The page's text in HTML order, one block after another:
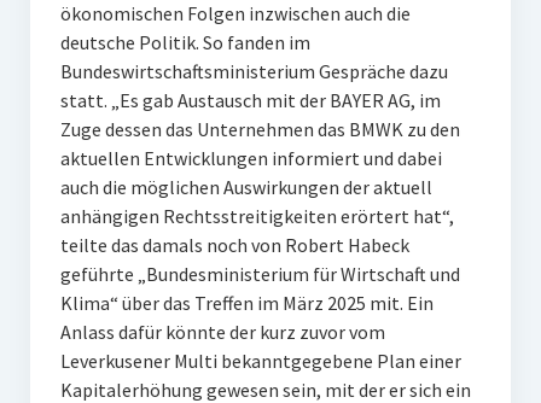
ökonomischen Folgen inzwischen auch die
deutsche Politik. So fanden im
Bundeswirtschaftsministerium Gespräche dazu
statt. „Es gab Austausch mit der BAYER AG, im
Zuge dessen das Unternehmen das BMWK zu den
aktuellen Entwicklungen informiert und dabei
auch die möglichen Auswirkungen der aktuell
anhängigen Rechtsstreitigkeiten erörtert hat“,
teilte das damals noch von Robert Habeck
geführte „Bundesministerium für Wirtschaft und
Klima“ über das Treffen im März 2025 mit. Ein
Anlass dafür könnte der kurz zuvor vom
Leverkusener Multi bekanntgegebene Plan einer
Kapitalerhöhung gewesen sein, mit der er sich ein